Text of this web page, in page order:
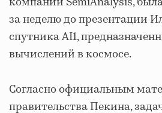
за неделю до презентации
спутника AI1,
вычислений в космосе.
Согласно официальным
правительства Пекина,